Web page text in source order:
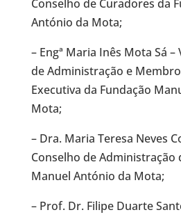
Conselho de Curadores da
António da Mota;
– Engª Maria Inês Mota Sá
de Administração e
Executiva da Fundação
Mota;
– Dra. Maria Teresa Neves
Conselho de Administração
Manuel António da Mota;
– Prof. Dr. Filipe Duarte